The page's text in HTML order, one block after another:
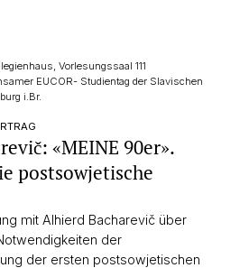
Vorlesungssaal 111
EUCOR- Studientag der Slavischen
i.Br.
«MEINE 90er».
postsowjetische
mit Alhierd Bacharevič über
der
der ersten postsowjetischen